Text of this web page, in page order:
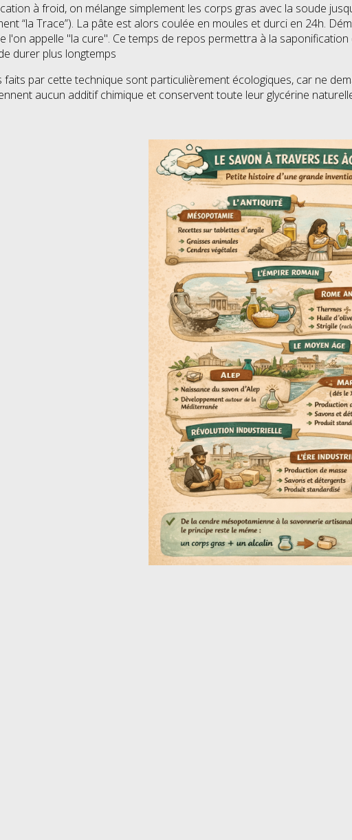
à froid, on mélange simplement les corps gras avec la soude
“la Trace”). La pâte est alors coulée en moules et durci en 24h.
l'on appelle "la cure". Ce temps de repos permettra à la
durer plus longtemps
faits par cette technique sont particulièrement écologiques, car ne
aucun additif chimique et conservent toute leur glycérine